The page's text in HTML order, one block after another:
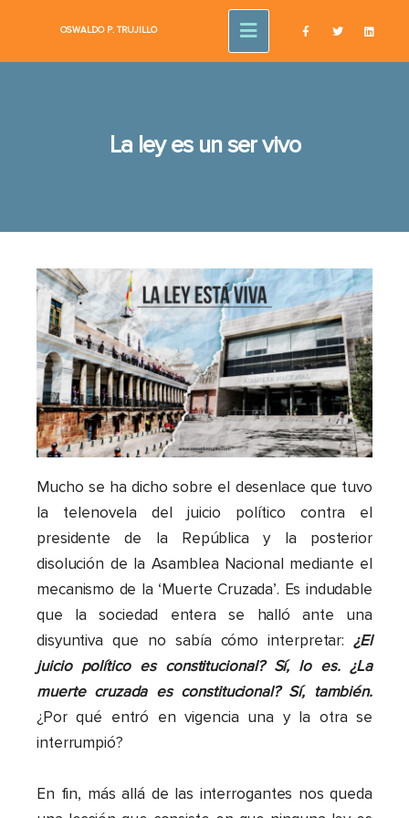
OSWALDO P. TRUJILLO
La ley es un ser vivo
Mucho se ha dicho sobre el desenlace que tuvo
la telenovela del juicio político contra el
presidente de la República y la posterior
disolución de la Asamblea Nacional mediante el
mecanismo de la ‘Muerte Cruzada’. Es indudable
que la sociedad entera se halló ante una
disyuntiva que no sabía cómo interpretar:¿El
juicio político es constitucional? Sí, lo es. ¿La
muerte cruzada es constitucional? Sí, también.
¿Por qué entró en vigencia una y la otra se
interrumpió?
En fin, más allá de las interrogantes nos queda